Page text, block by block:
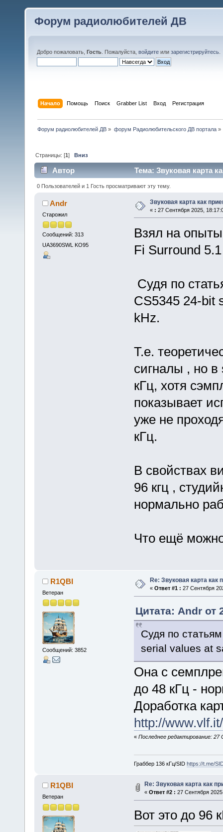
Форум радиолюбителей ДВ
Добро пожаловать, Гость . Пожалуйста, войдите или зарегистрируйтесь
Начало Помощь Поиск Grabber List Вход Регистрация
Форум радиолюбителей ДВ » форум Радиолюбительского ДВ портала»
Страницы: [1]Вниз
Автор Тема: Звуковая карта
0 Пользователей и 1 Гость просматривают эту тему.
Andr
Старожил
Сообщений: 313
UA3690SWL KO95
Звуковая карта как
« : 27 Сентября 2025,
Взял на
Fi Surround
Судя по
CS5345 24-bit
kHz.
Т.е.
сигналы , но
кГц, хотя
показывает
уже не
кГц.
В свойствах
96 кгц ,
нормально
Что ещё
R1QBI
Ветеран
Сообщений: 3852
Re: Звуковая карта как
« Ответ #1 : 27 Сентября
Цитата: Andr от
Судя по
serial values at
Она с
до 48 кГц -
Доработка
http://
« Последнее редактирование:
Граббер 136 кГц/SID https://t.me/
R1QBI
Ветеран
Re: Звуковая карта как
« Ответ #2 : 27 Сентября
Вот это до 96